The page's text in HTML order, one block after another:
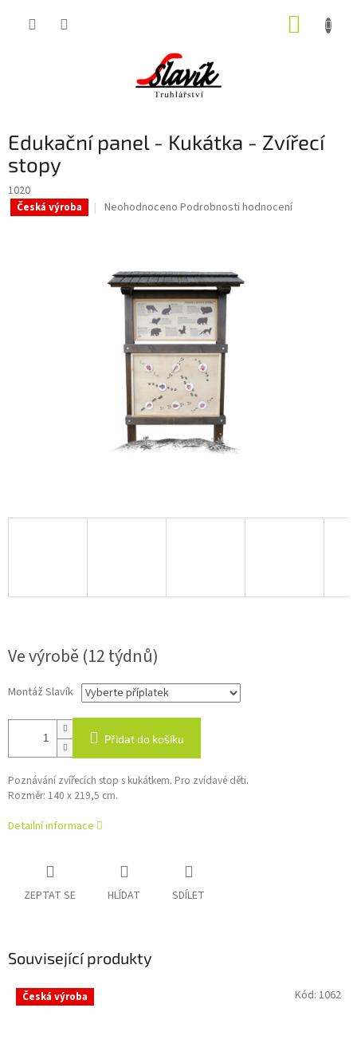
Edukační panel - Kukátka - Zvířecí
stopy
1020
Česká výroba
Průměrné
z
hvězdiček.
Neohodnoceno Podrobnosti hodnocení
Ve výrobě (12 týdnů)
Montáž Slavík
Přidat do košíku
Poznávání zvířecích stop s kukátkem. Pro zvídavé děti.
Rozměr: 140 x 219,5 cm.
Detailní informace
ZEPTAT SE HLÍDAT SDÍLET
Související produkty
Česká výroba Kód: 1062